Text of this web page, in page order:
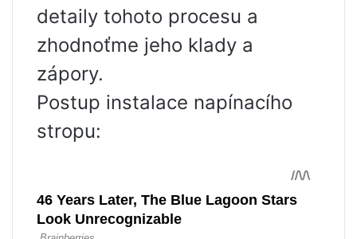
detaily tohoto procesu a
zhodnoťme jeho klady a
zápory.
Postup instalace napínacího
stropu: